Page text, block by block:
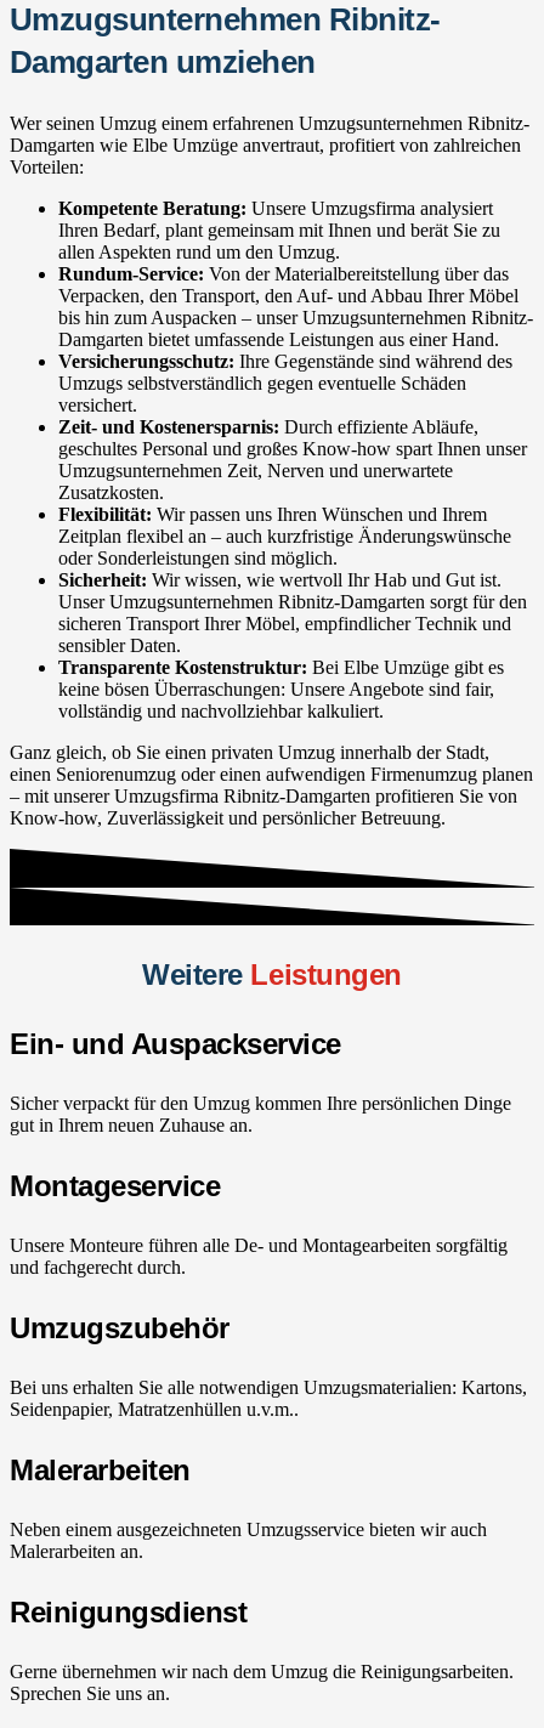
Umzugsunternehmen Ribnitz-
Damgarten umziehen
Wer seinen Umzug einem erfahrenen Umzugsunternehmen Ribnitz-
Damgarten wie Elbe Umzüge anvertraut, profitiert von zahlreichen
Vorteilen:
Kompetente Beratung: Unsere Umzugsfirma analysiert
Ihren Bedarf, plant gemeinsam mit Ihnen und berät Sie zu
allen Aspekten rund um den Umzug.
Rundum-Service: Von der Materialbereitstellung über das
Verpacken, den Transport, den Auf- und Abbau Ihrer Möbel
bis hin zum Auspacken – unser Umzugsunternehmen Ribnitz-
Damgarten bietet umfassende Leistungen aus einer Hand.
Versicherungsschutz: Ihre Gegenstände sind während des
Umzugs selbstverständlich gegen eventuelle Schäden
versichert.
Zeit- und Kostenersparnis: Durch effiziente Abläufe,
geschultes Personal und großes Know-how spart Ihnen unser
Umzugsunternehmen Zeit, Nerven und unerwartete
Zusatzkosten.
Flexibilität: Wir passen uns Ihren Wünschen und Ihrem
Zeitplan flexibel an – auch kurzfristige Änderungswünsche
oder Sonderleistungen sind möglich.
Sicherheit: Wir wissen, wie wertvoll Ihr Hab und Gut ist.
Unser Umzugsunternehmen Ribnitz-Damgarten sorgt für den
sicheren Transport Ihrer Möbel, empfindlicher Technik und
sensibler Daten.
Transparente Kostenstruktur: Bei Elbe Umzüge gibt es
keine bösen Überraschungen: Unsere Angebote sind fair,
vollständig und nachvollziehbar kalkuliert.
Ganz gleich, ob Sie einen privaten Umzug innerhalb der Stadt,
einen Seniorenumzug oder einen aufwendigen Firmenumzug planen
– mit unserer Umzugsfirma Ribnitz-Damgarten profitieren Sie von
Know-how, Zuverlässigkeit und persönlicher Betreuung.
Weitere Leistungen
Ein- und Auspackservice
Sicher verpackt für den Umzug kommen Ihre persönlichen Dinge
gut in Ihrem neuen Zuhause an.
Montageservice
Unsere Monteure führen alle De- und Montagearbeiten sorgfältig
und fachgerecht durch.
Umzugszubehör
Bei uns erhalten Sie alle notwendigen Umzugsmaterialien: Kartons,
Seidenpapier, Matratzenhüllen u.v.m..
Malerarbeiten
Neben einem ausgezeichneten Umzugsservice bieten wir auch
Malerarbeiten an.
Reinigungsdienst
Gerne übernehmen wir nach dem Umzug die Reinigungsarbeiten.
Sprechen Sie uns an.